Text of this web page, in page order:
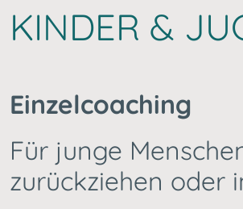
KINDER &
Einzelcoaching
Für junge
zurückziehen oder